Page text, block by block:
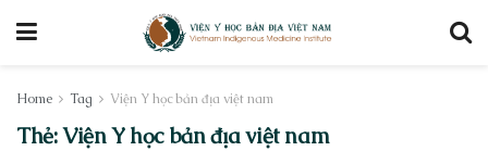
Home Tag Viện Y học bản địa việt nam
Thẻ:Viện Y học bản địa việt nam